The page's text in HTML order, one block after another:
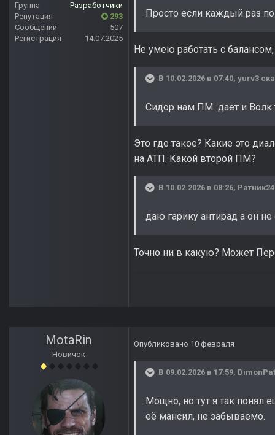
Группа
Разработчики
Репутация
293
Сообщений
507
Регистрация
14.07.2025
Просто если каждый раз
Не умею работать с
В 10.02.2026 в 07:40, yurv3
Сидор нам ПМ дает и
Это где такое? Какие это
на АТП. Какой второй ПМ?
В 10.02.2026 в 08:26,
даю гарику антирад а он
Точно ни в какую? Может
MotaRin
Новичок
Опубликовано 10 февраля
В 09.02.2026 в 17:59,
Мощно, но тут я так понял
её мансил, не забываемо.